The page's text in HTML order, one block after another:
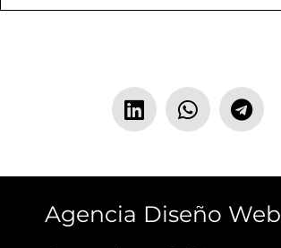
Agencia Diseño Web